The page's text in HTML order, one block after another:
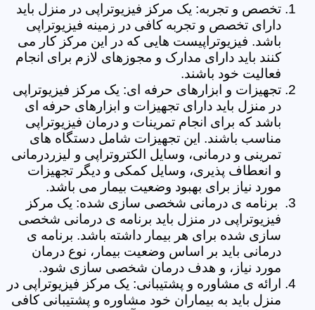
تخصص و تجربه: یک مرکز فیزیوتراپی در منزل باید
دارای تخصص و تجربه کافی در زمینه فیزیوتراپی
باشد. فیزیوتراپیست هایی که در این مرکز کار می
کنند باید دارای مدارک و مجوزهای لازم برای انجام
فعالیت خود باشند.
تجهیزات و ابزارهای حرفه ای: یک مرکز فیزیوتراپی
در منزل باید دارای تجهیزات و ابزارهای حرفه ای
باشد که برای انجام تمرینات و درمان فیزیوتراپی
مناسب باشند. این تجهیزات شامل دستگاه های
تمرینی و درمانی، وسایل الکتروتراپی و لیزردرمانی
و انعطاف پذیری، وسایل کمکی و دیگر تجهیزات
مورد نیاز برای بهبود وضعیت بیمار می باشد.
برنامه ی درمانی شخصی سازی شده: یک مرکز
فیزیوتراپی در منزل باید برنامه ی درمانی شخصی
سازی شده برای هر بیمار داشته باشد. برنامه ی
درمانی باید بر اساس وضعیت بیمار، نوع درمان
مورد نیاز، و هدف درمان شخصی سازی شود.
ارائه ی مشاوره و پشتیبانی: یک مرکز فیزیوتراپی در
منزل باید به بیماران خود مشاوره و پشتیبانی کافی